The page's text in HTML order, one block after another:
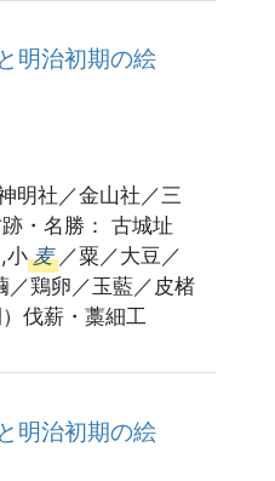
明治初期の絵
明社／金山社／三
・名勝： 古城址
,小 麦 ／粟／大豆／
／鶏卵／玉藍／皮楮
伐薪・藁細工
明治初期の絵